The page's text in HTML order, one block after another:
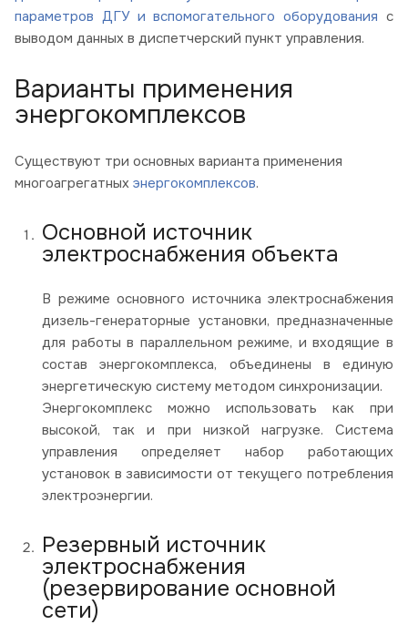
параметров ДГУ и вспомогательного оборудования с
выводом данных в диспетчерский пункт управления.
Варианты применения
энергокомплексов
Существуют три основных варианта применения
многоагрегатных энергокомплексов.
Основной источник
электроснабжения объекта
В режиме основного источника электроснабжения
дизель-генераторные установки, предназначенные
для работы в параллельном режиме, и входящие в
состав энергокомплекса, объединены в единую
энергетическую систему методом синхронизации.
Энергокомплекс можно использовать как при
высокой, так и при низкой нагрузке. Система
управления определяет набор работающих
установок в зависимости от текущего потребления
электроэнергии.
Резервный источник
электроснабжения
(резервирование основной
сети)